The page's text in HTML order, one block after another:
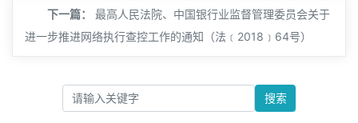
下一篇：
最高人民法院、中国银行业监督管理委员会关于
进一步推进网络执行查控工作的通知（法﹝2018﹞64号）
搜索